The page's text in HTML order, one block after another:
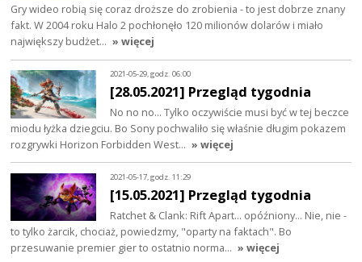
Gry wideo robią się coraz droższe do zrobienia - to jest dobrze znany
fakt. W 2004 roku Halo 2 pochłonęło 120 milionów dolarów i miało
największy budżet… » więcej
2021-05-29, godz. 06:00
[28.05.2021] Przegląd tygodnia
No no no... Tylko oczywiście musi być w tej beczce
miodu łyżka dziegciu. Bo Sony pochwaliło się właśnie długim pokazem
rozgrywki Horizon Forbidden West… » więcej
2021-05-17, godz. 11:29
[15.05.2021] Przegląd tygodnia
Ratchet & Clank: Rift Apart... opóźniony... Nie, nie -
to tylko żarcik, chociaż, powiedzmy, "oparty na faktach". Bo
przesuwanie premier gier to ostatnio norma… » więcej